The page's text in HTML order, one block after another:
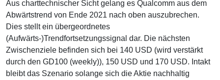
Aus charttechnischer Sicht gelang es Qualcomm aus dem
Abwärtstrend von Ende 2021 nach oben auszubrechen.
Dies stellt ein übergeordnetes
(Aufwärts-)Trendfortsetzungssignal dar. Die nächsten
Zwischenziele befinden sich bei 140 USD (wird verstärkt
durch den GD100 (weekly)), 150 USD und 170 USD. Intakt
bleibt das Szenario solange sich die Aktie nachhaltig